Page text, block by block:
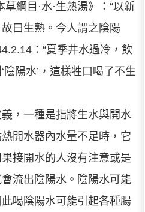
草綱目·水·生熟湯》：“以新
曰生熟。今人謂之陰陽
：“夏季井水過冷，飲
陽水’，這樣牲口喝了不生
，一種是指將生水與開水
開水器內水量不足時，它
接開水的人沒有注意或是
流出陰陽水。陰陽水可能
喝陰陽水可能引起各種腸